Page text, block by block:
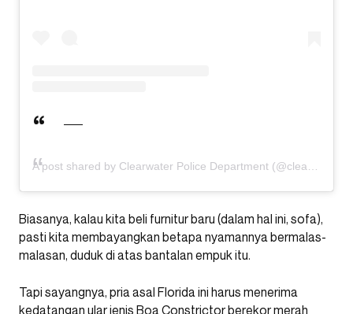
A post shared by Clearwater Police Department (@clearwaterpolice)
Biasanya, kalau kita beli furnitur baru (dalam hal ini, sofa),
pasti kita membayangkan betapa nyamannya bermalas-
malasan, duduk di atas bantalan empuk itu.
Tapi sayangnya, pria asal Florida ini harus menerima
kedatangan ular jenis Boa Constrictor berekor merah